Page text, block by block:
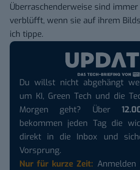
Überraschenderweise sind
verblüfft, wenn sie auf ihrem
ich tippe.
Du willst nicht abgehängt
um KI, Green Tech und die
Morgen geht? Über
bekommen jeden Tag die
direkt in die Inbox und
Vorsprung.
Nur für kurze Zeit: